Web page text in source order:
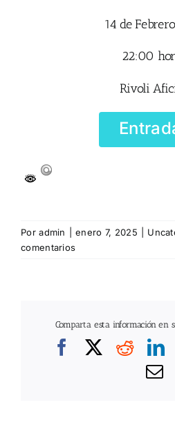
14 de
22:00
Rivoli
Poradmin enero 7, 2025
comentarios
Comparta esta información en
Facebook